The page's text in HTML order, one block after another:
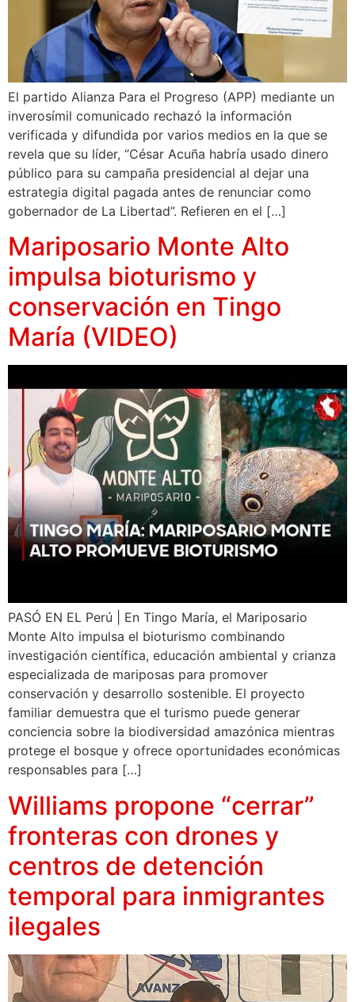
El partido Alianza Para el Progreso (APP) mediante un
inverosímil comunicado rechazó la información
verificada y difundida por varios medios en la que se
revela que su líder, “César Acuña habría usado dinero
público para su campaña presidencial al dejar una
estrategia digital pagada antes de renunciar como
gobernador de La Libertad”. Refieren en el […]
Mariposario Monte Alto
impulsa bioturismo y
conservación en Tingo
María (VIDEO)
PASÓ EN EL Perú | En Tingo María, el Mariposario
Monte Alto impulsa el bioturismo combinando
investigación científica, educación ambiental y crianza
especializada de mariposas para promover
conservación y desarrollo sostenible. El proyecto
familiar demuestra que el turismo puede generar
conciencia sobre la biodiversidad amazónica mientras
protege el bosque y ofrece oportunidades económicas
responsables para […]
Williams propone “cerrar”
fronteras con drones y
centros de detención
temporal para inmigrantes
ilegales